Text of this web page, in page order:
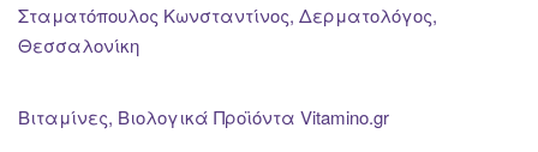
Σταματόπουλος Κωνσταντίνος, Δερματολόγος,
Θεσσαλονίκη
Βιταμίνες, Βιολογικά Προϊόντα Vitamino.gr